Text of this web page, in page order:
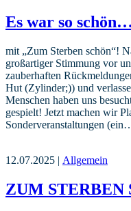
Es war so schön…
mit „Zum Sterben schön“!
großartiger Stimmung vor
zauberhaften
Hut (Zylinder;)) und
Menschen haben uns
gespielt! Jetzt machen wir
Sonderveranstaltungen
12.07.2025 | Allgemein
ZUM STERBEN